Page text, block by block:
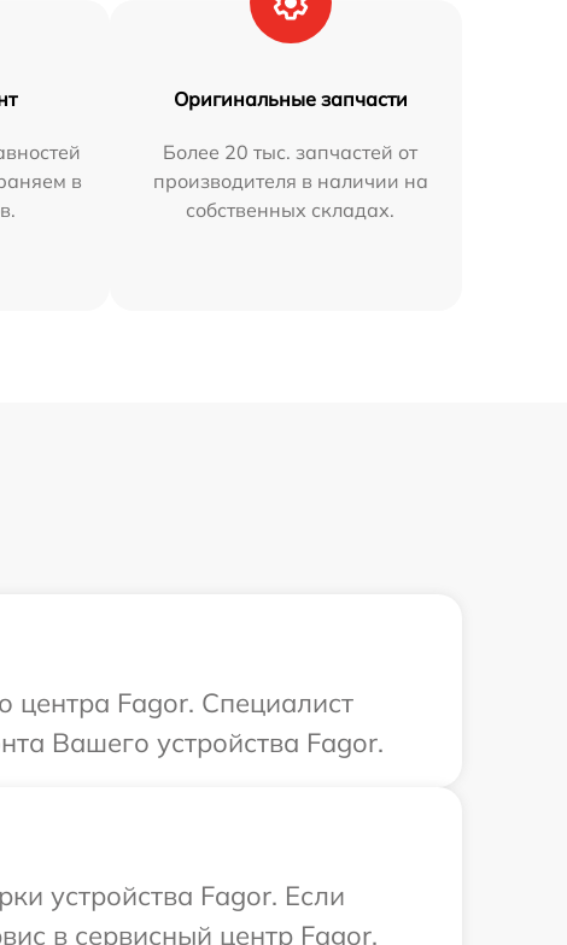
в
Оригинальные запчасти
Более 20 тыс. запчастей от
производителя в наличии на
собственных складах.
центра Fagor. Специалист
Вашего устройства Fagor.
устройства Fagor. Если
в сервисный центр Fagor.